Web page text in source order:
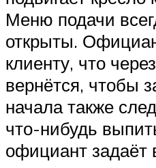
Меню подачи
открыты.
клиенту, что
вернётся, чтобы
начала также
что-нибудь
официант задаёт